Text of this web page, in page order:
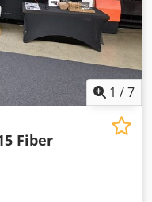
1 /7
Fiber